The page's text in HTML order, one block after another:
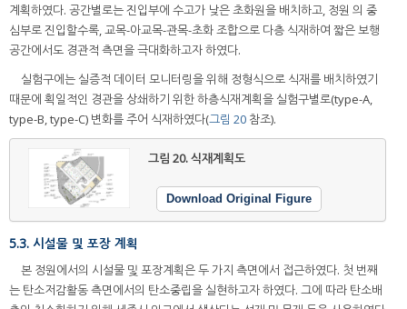
계획하였다. 공간별로는 진입부에 수고가 낮은 초화원을 배치하고, 정원 의 중
심부로 진입할수록, 교목-아교목-관목-초화 조합으로 다층 식재하여 짧은 보행
공간에서도 경관적 측면을 극대화하고자 하였다.
실험구에는 실증적 데이터 모니터링을 위해 정형식으로 식재를 배치하였기
때문에 획일적인 경관을 상쇄하기 위한 하층식재계획을 실험구별로(type-A,
type-B, type-C) 변화를 주어 식재하였다(그림 20 참조).
그림 20.식재계획도
Download Original Figure
5.3. 시설물 및 포장 계획
본 정원에서의 시설물 및 포장계획은 두 가지 측면에서 접근하였다. 첫 번째
는 탄소저감활동 측면에서의 탄소중립을 실현하고자 하였다. 그에 따라 탄소배